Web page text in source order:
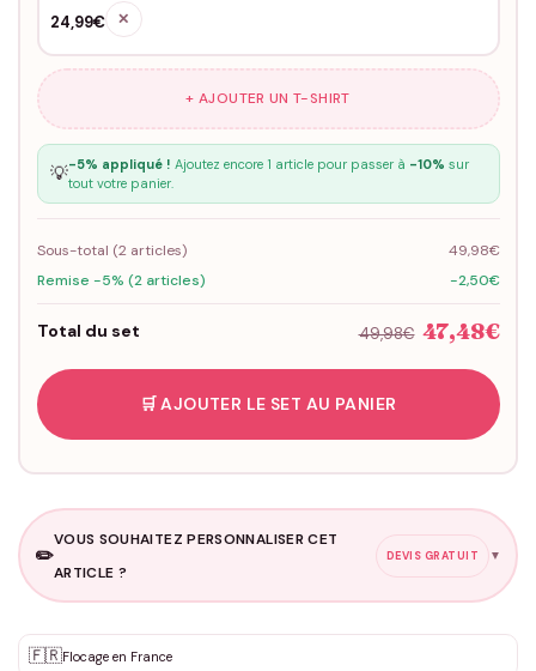
24,99€ ✕
+ AJOUTER UN T-SHIRT
💡-5% appliqué ! Ajoutez encore 1 article pour passer à -10% sur
tout votre panier.
Sous-total (2articles)
49,98€
Remise -5% (2 articles)
-2,50€
Total du set 49,98€ 47,48€
🛒 AJOUTER LE SET AU PANIER
✏️
VOUS SOUHAITEZ PERSONNALISER CET
ARTICLE ?
DEVIS GRATUIT ▼
✨ Personnalisation sur mesure
🇫🇷Flocage en France